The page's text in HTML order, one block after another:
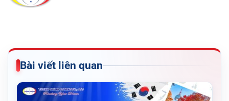
Bài viết liên quan